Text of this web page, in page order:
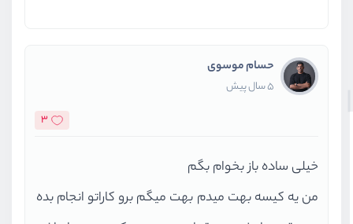
حسام موسوی
5 سال پیش
3
خیلی ساده باز بخوام بگم
من یه کیسه بهت میدم بهت میگم برو کاراتو انجام بده